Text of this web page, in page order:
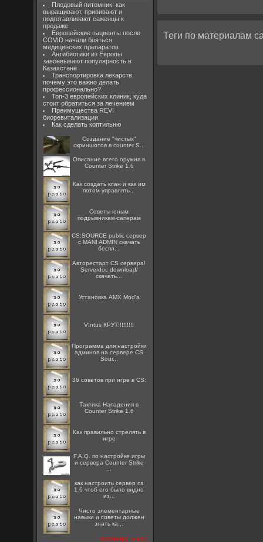
Плодовый питомник: как
выращивают, прививают и
подготавливают саженцы к
продаже
Европейские пациенты после
COVID начали бояться
медицинских препаратов
Антибиотики из Европы
завоевывают популярность в
Казахстане
Транспортировка лекарств:
почему это важно делать
профессионально?
Топ-3 европейских клиник, куда
стоит обратиться за лечением
Преимущества REVI
биоревитализации
Как сделать коптильню
Создание "чистых"
скриншотов в counter S...
Описание всего оружия в
Counter Strike 1.6
Как создать клан и как им
потом управлять...
Советы юным
подрывникам-саперам
CS:SOURCE public сервер
с MANI ADMIN скачать
беспл...
Авторестарт CS сервера!
Serverdoc download/
скачать...
Установка AMX Mod'a
V!ntus КРУТ!!!!!!!!!
Программа для настройки
админов на сервере CS
Sour...
36 советов при игре в CS:
Тактика Нападения в
Counter Strike 1.6
Как правильно стрелять в
игре
F.A.Q. по настройке игры
и сервера Counter Strike
как настроить сервер cs
1.6 чтоб его было видно
из...
Чисто элементарные
навыки и советы должен
знать ка...
посмотреть все
Теги по материалам